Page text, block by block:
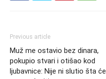
Previous article
Muž me ostavio bez dinara,
pokupio stvari i otišao kod
ljubavnice: Nije ni slutio šta će